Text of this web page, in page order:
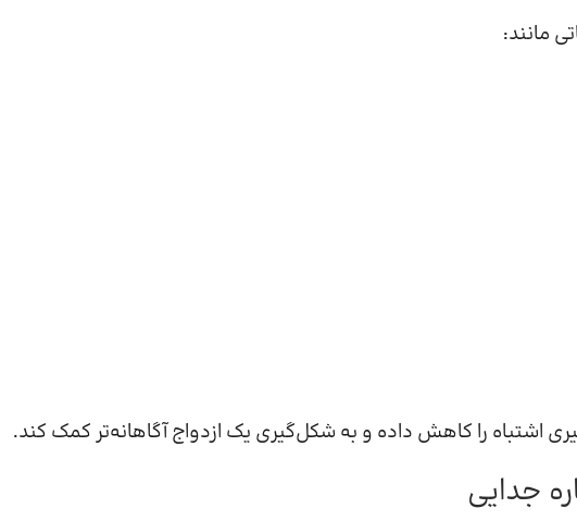
مانند:
اشتباه را کاهش داده و به شکل‌گیری یک ازدواج آگاهانه‌تر کمک کند.
جدایی